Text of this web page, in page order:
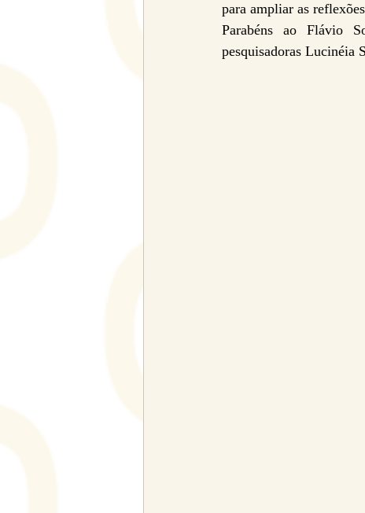
para ampliar as
Parabéns ao Flávio
pesquisadoras Lucinéia